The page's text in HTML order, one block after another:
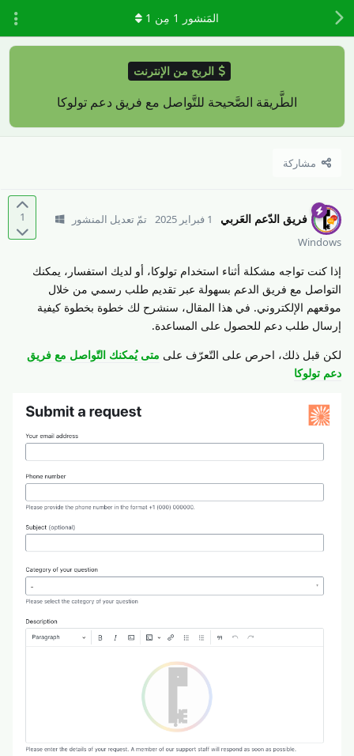
الربح من الإنترنت
الطَّريقة الصَّحيحة للتَّواصل مع فريق دعم تولوكا
مشاركة
المَنشور 1 مِن 1
1 فريق الدّعم العَربي 1 فبراير 2025
تمّ تعديل المنشور
Windows
إذا كنت تواجه مشكلة أثناء استخدام تولوكا، أو لديك استفسار، يمكنك
التواصل مع فريق الدعم بسهولة عبر تقديم طلب رسمي من خلال
موقعهم الإلكتروني. في هذا المقال، سنشرح لك خطوة بخطوة كيفية
إرسال طلب دعم للحصول على المساعدة.
لكن قبل ذلك، احرص على التّعرّف على متى يُمكنك التّواصل مع فريق
دعم تولوكا